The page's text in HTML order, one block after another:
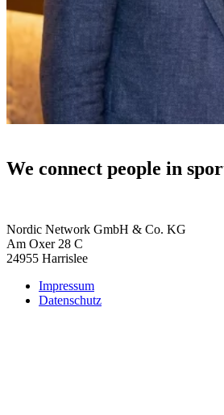
We connect people in
Nordic Network GmbH & Co. KG
Am Oxer 28 C
24955 Harrislee
Impressum
Datenschutz